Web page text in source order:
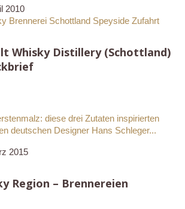
2010
Whisky Distillery (Schottland)
diese drei Zutaten inspirierten
deutschen Designer Hans Schleger...
2015
Region – Brennereien